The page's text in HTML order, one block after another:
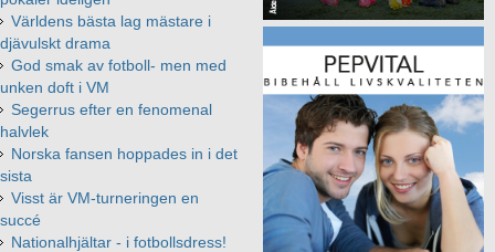
Världens bästa lag mästare i
djävulskt drama
God smak av fotboll- men med
unken doft i VM
Segerrus efter en fenomenal
halvlek
Norska fansen hoppades in i det
sista
Visst är VM-turneringen en
succé
Nationalhjältar - i fotbollsdress!